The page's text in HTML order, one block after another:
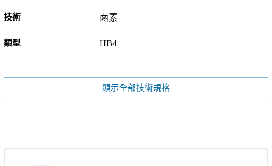
技術 鹵素
類型 HB4
顯示全部技術規格